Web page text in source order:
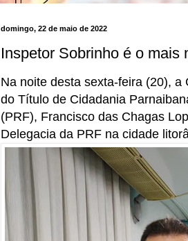
domingo, 22 de maio de 2022
Inspetor Sobrinho é o mais
Na noite desta sexta-feira (20),
do Título de Cidadania
(PRF), Francisco das Chagas
Delegacia da PRF na cidade